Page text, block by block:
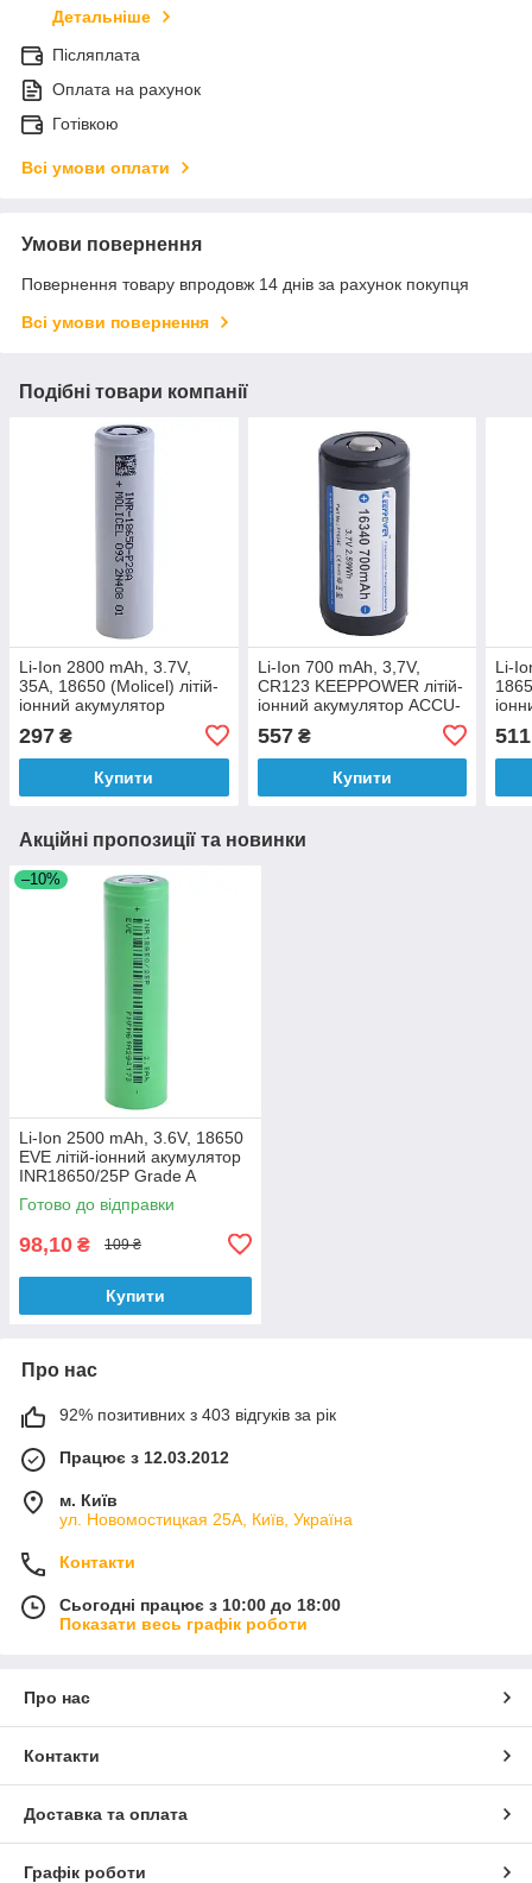
Детальніше
Післяплата
Оплата на рахунок
Готівкою
Всі умови оплати
Умови повернення
Повернення товару впродовж 14 днів за рахунок покупця
Всі умови повернення
Подібні товари компанії
Li-Ion 2800 mAh, 3.7V,
35A, 18650 (Molicel) літій-
іонний акумулятор
297 ₴
Купити
Li-Ion 700 mAh, 3,7V,
CR123 KEEPPOWER літій-
іонний акумулятор ACCU-
557₴
Купити
Li-
511
Акційні пропозиції та новинки
–10%
Li-Ion 2500 mAh, 3.6V, 18650
EVE літій-іонний акумулятор
INR18650/25P Grade A
Готово до відправки
98,10 ₴ 109 ₴
Купити
Про нас
92% позитивних з 403 відгуків за рік
Працює з 12.03.2012
м. Київ
ул. Новомостицкая 25А, Київ, Україна
Контакти
Сьогодні працює з 10:00 до 18:00
Показати весь графік роботи
Про нас
Контакти
Доставка та оплата
Графік роботи